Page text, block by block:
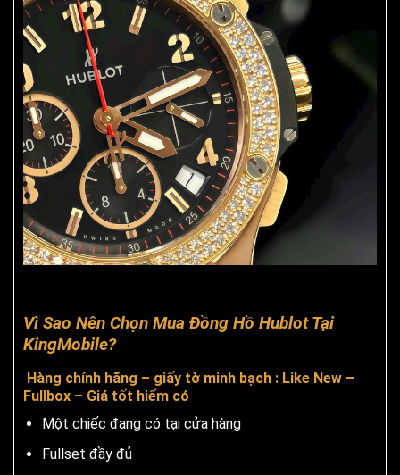
Vì Sao Nên Chọn Mua Đồng Hồ Hublot Tại
KingMobile?
Hàng chính hãng – giấy tờ minh bạch : Like New –
Fullbox – Giá tốt hiếm có
Một chiếc đang có tại cửa hàng
Fullset đầy đủ